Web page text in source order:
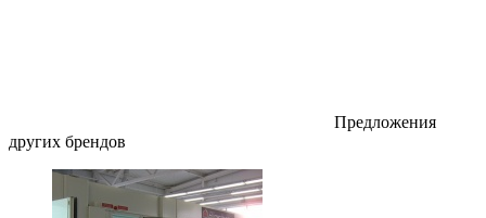
Предложения
других брендов